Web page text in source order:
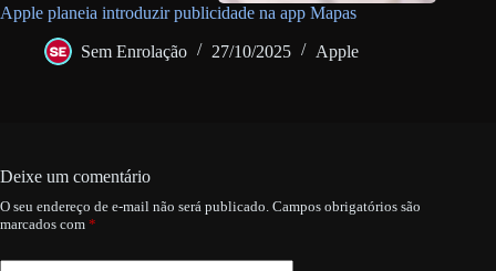
Apple planeia introduzir publicidade na app Mapas
Sem Enrolação 27/10/2025 Apple
Deixe um comentário
O seu endereço de e-mail não será publicado. Campos obrigatórios são
marcados com *